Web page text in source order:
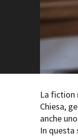
Sala Casting
Sala Paolo Tenna
FILM FUNDS
Piemonte Film Tv
Short Film Fund
La fiction
Chiesa,
anche
In questa